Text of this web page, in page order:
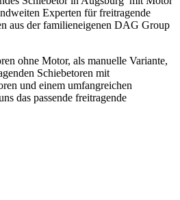
Experten für freitragende
aus der familieneigenen DAG Group
ohne Motor, als manuelle Variante,
Schiebetoren mit
und einem umfangreichen
das passende freitragende